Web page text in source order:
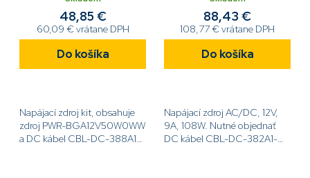
kábel CBL-DC-388A1-01
60,09 € vrátane DPH
48,85 €
Do košíka
Napájací zdroj kit, obsahuje
zdroj PWR-BGA12V50W0WW
a DC kábel CBL-DC-388A1-
108,77 € vrátane DPH
88,43 €
Do košíka
Napájací zdroj AC/DC, 12V,
9A, 108W. Nutné objednať
DC kábel CBL-DC-382A1-